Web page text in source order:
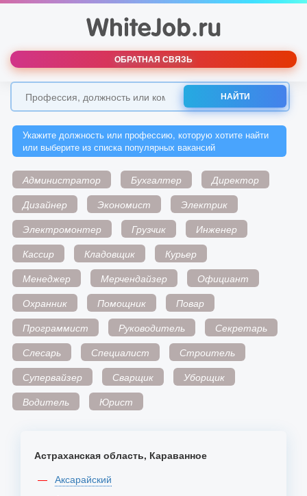
ОБРАТНАЯ СВЯЗЬ
НАЙТИ
Укажите должность или профессию, которую хотите найти
или выберите из списка популярных вакансий
Администратор Бухгалтер
Директор
Дизайнер
Экономист
Электрик
Электромонтер
Грузчик
Инженер
Кассир
Кладовщик
Курьер
Менеджер
Мерчендайзер
Официант
Охранник
Помощник
Повар
Программист
Руководитель
Секретарь
Слесарь
Специалист
Строитель
Супервайзер
Сварщик
Уборщик
Водитель
Юрист
Астраханская область, Караванное
Аксарайский